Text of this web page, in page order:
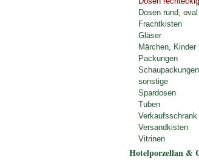
Dosen rund, oval
Frachtkisten
Gläser
Märchen, Kinder
Packungen
Schaupackungen
sonstige
Spardosen
Tuben
Verkaufsschrank
Versandkisten
Vitrinen
Hotelporzellan &